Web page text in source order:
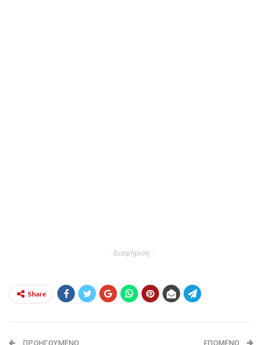
- Διαφήμιση -
Share
ΠΡΟΗΓΟΎΜΕΝΟ ΕΠΌΜΕΝΟ